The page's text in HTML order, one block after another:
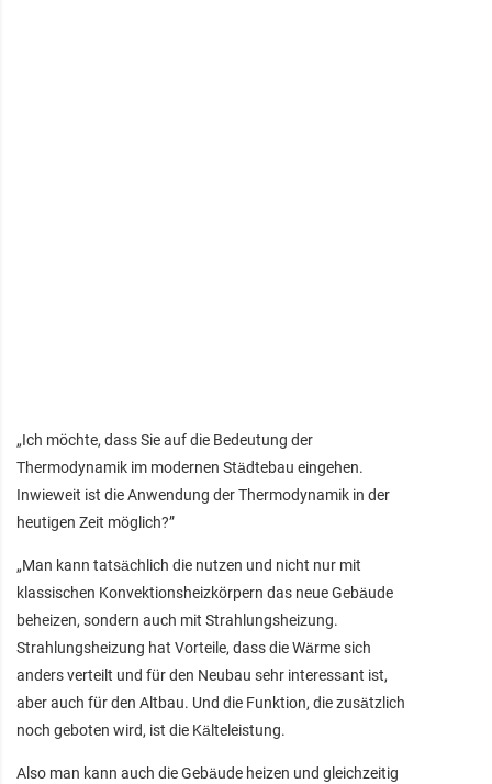
„Ich möchte, dass Sie auf die Bedeutung der
Thermodynamik im modernen Städtebau eingehen.
Inwieweit ist die Anwendung der Thermodynamik in der
heutigen Zeit möglich?”
„Man kann tatsächlich die nutzen und nicht nur mit
klassischen Konvektionsheizkörpern das neue Gebäude
beheizen, sondern auch mit Strahlungsheizung.
Strahlungsheizung hat Vorteile, dass die Wärme sich
anders verteilt und für den Neubau sehr interessant ist,
aber auch für den Altbau. Und die Funktion, die zusätzlich
noch geboten wird, ist die Kälteleistung.
Also man kann auch die Gebäude heizen und gleichzeitig